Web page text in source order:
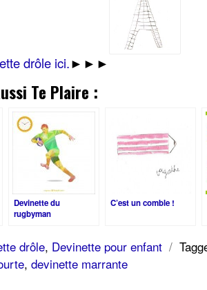
drôle ici.►►►
Te Plaire :
Devinette du
rugbyman
C’est un comble !
drôle, Devinette pour enfant /
, devinette marrante